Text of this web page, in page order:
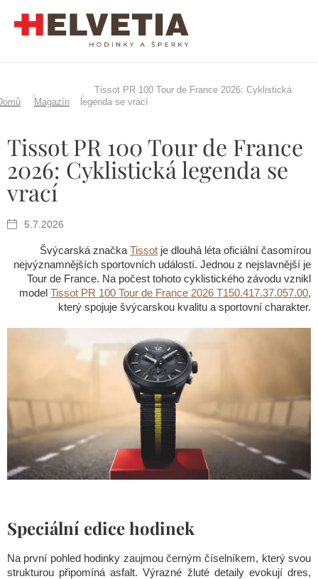
Magazín
Tissot PR 100 Tour de France 2026: Cyklistická
legenda se vrací
Tissot PR 100 Tour de France
2026: Cyklistická legenda se
vrací
5.7.2026
Švýcarská značka Tissot je dlouhá léta oficiální časomírou
nejvýznamnějších sportovních událostí. Jednou z nejslavnější je
Tour de France. Na počest tohoto cyklistického závodu vznikl
model Tissot PR 100 Tour de France 2026 T150.417.37.057.00,
který spojuje švýcarskou kvalitu a sportovní charakter.
Speciální edice hodinek
Na první pohled hodinky zaujmou černým číselníkem, který svou
strukturou připomíná asfalt. Výrazné žluté detaily evokují dres,